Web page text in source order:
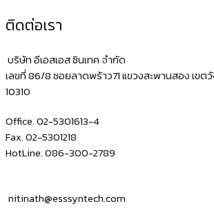
ติดต่อเรา
บริษัท อีเอสเอส ซินเทค จำกัด
เลขที่ 86/8 ซอยลาดพร้าว71 แขวงสะพานสอง เขต
10310
Office. 02-5301613-4
Fax. 02-5301218
HotLine. 086-300-2789
nitinath@esssyntech.com